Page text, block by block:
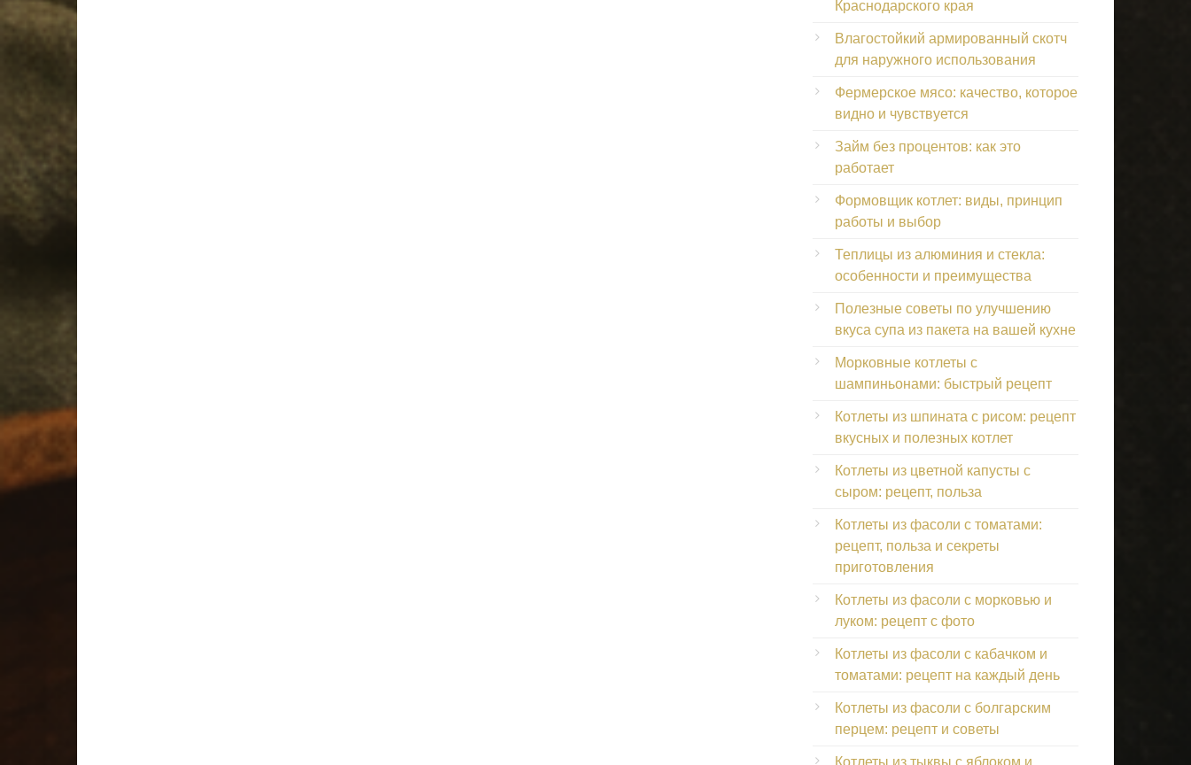
Краснодарского края
Влагостойкий армированный скотч
для наружного использования
Фермерское мясо: качество, которое
видно и чувствуется
Займ без процентов: как это
работает
Формовщик котлет: виды, принцип
работы и выбор
Теплицы из алюминия и стекла:
особенности и преимущества
Полезные советы по улучшению
вкуса супа из пакета на вашей кухне
Морковные котлеты с
шампиньонами: быстрый рецепт
Котлеты из шпината с рисом: рецепт
вкусных и полезных котлет
Котлеты из цветной капусты с
сыром: рецепт, польза
Котлеты из фасоли с томатами:
рецепт, польза и секреты
приготовления
Котлеты из фасоли с морковью и
луком: рецепт с фото
Котлеты из фасоли с кабачком и
томатами: рецепт на каждый день
Котлеты из фасоли с болгарским
перцем: рецепт и советы
Котлеты из тыквы с яблоком и